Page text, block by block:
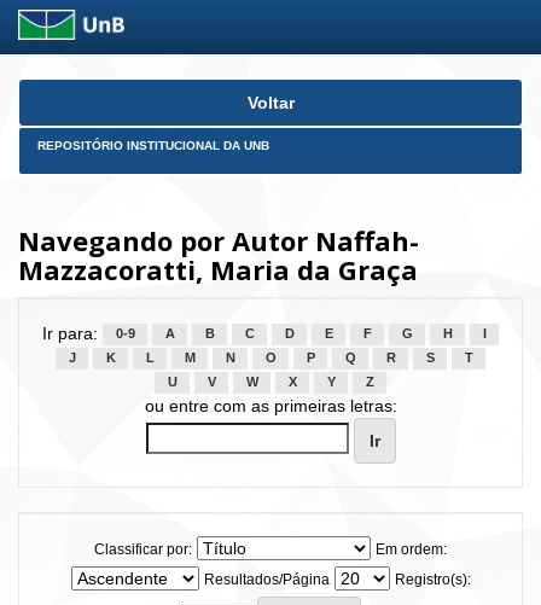
Skip
Voltar
REPOSITÓRIO INSTITUCIONAL DA UNB
Navegando por Autor Naffah-
Mazzacoratti, Maria da Graça
Ir para: 0-9 A B C D E F G H
J
K L M N O P Q R S
T
U
V W X Y Z
ou entre com as primeiras letras:
Classificar por:
Em ordem:
Resultados/Página
Registro(s):